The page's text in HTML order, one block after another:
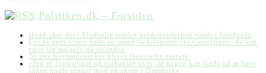
Politiken.dk – Forsiden
Hvad sker der? Pludselig render verdensstjernen rundt i Istedgade
For få uger siden døde en mand få kilometer fra Castiglione, da han
satte sin paraply på stranden
To nye havmølleparker bliver Danmarks største
»Jeg er foruroliget og forbavset over, at nogen kan finde på at have
sådan nogle planer mod en skole i Danmark«